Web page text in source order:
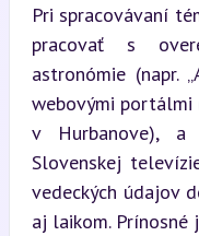
Pri spracovávaní
pracovať s
astronómie (napr.
webovými portálmi
v Hurbanove), a
Slovenskej
vedeckých údajov
aj laikom. Prínosné